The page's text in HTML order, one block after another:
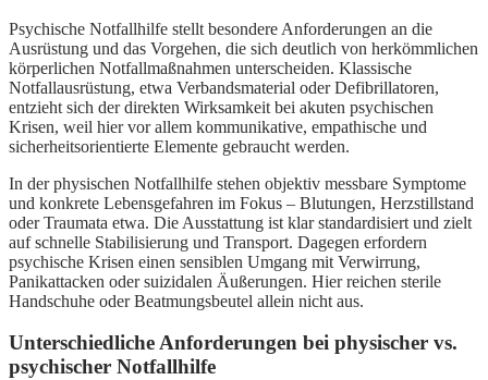
Psychische Notfallhilfe stellt besondere Anforderungen an die
Ausrüstung und das Vorgehen, die sich deutlich von herkömmlichen
körperlichen Notfallmaßnahmen unterscheiden. Klassische
Notfallausrüstung, etwa Verbandsmaterial oder Defibrillatoren,
entzieht sich der direkten Wirksamkeit bei akuten psychischen
Krisen, weil hier vor allem kommunikative, empathische und
sicherheitsorientierte Elemente gebraucht werden.
In der physischen Notfallhilfe stehen objektiv messbare Symptome
und konkrete Lebensgefahren im Fokus – Blutungen, Herzstillstand
oder Traumata etwa. Die Ausstattung ist klar standardisiert und zielt
auf schnelle Stabilisierung und Transport. Dagegen erfordern
psychische Krisen einen sensiblen Umgang mit Verwirrung,
Panikattacken oder suizidalen Äußerungen. Hier reichen sterile
Handschuhe oder Beatmungsbeutel allein nicht aus.
Unterschiedliche Anforderungen bei physischer vs.
psychischer Notfallhilfe